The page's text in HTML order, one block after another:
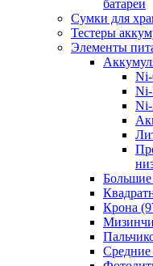
батареи
Сумки для
Тестеры
Элементы
Ni-
Ni-
Крона